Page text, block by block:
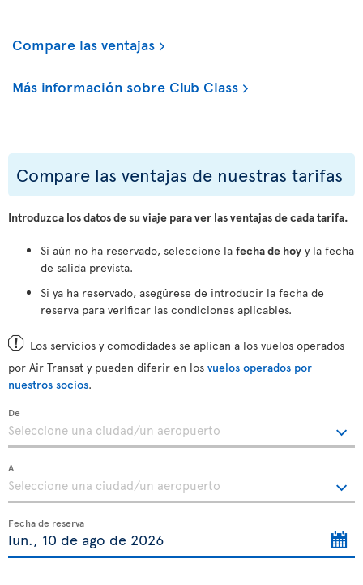
Compare las ventajas
Más información sobre Club Class
Compare las ventajas de nuestras tarifas
Introduzca los datos de su viaje para ver las ventajas de cada tarifa.
Si aún no ha reservado, seleccione la fecha de hoy y la fecha
de salida prevista.
Si ya ha reservado, asegúrese de introducir la fecha de
reserva para verificar las condiciones aplicables.
Los servicios y comodidades se aplican a los vuelos operados
por Air Transat y pueden diferir en los vuelos operados por
nuestros socios.
De
A
Fecha de reserva